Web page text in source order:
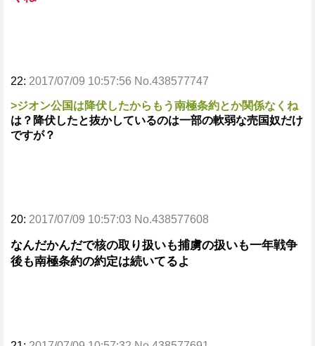
22: 2017/07/09 10:57:56 No.438577747
>ジオン公国は降伏したからもう南極条約とか関係なくね
は？降伏したと抜かしているのは一部の軟弱な売国奴だけ
ですが？
20: 2017/07/09 10:57:03 No.438577608
なんだかんだで核の取り扱いも捕虜の扱いも一年戦争
後も南極条約の約定は続いてるよ